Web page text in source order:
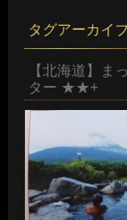
タグアーカイ
【北海道】ま
ター ★★+